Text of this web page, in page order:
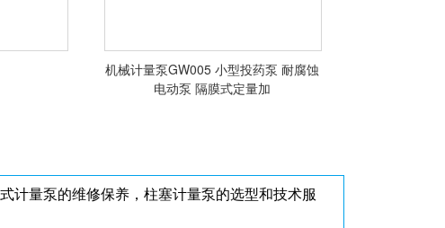
<查看详情>
机械计量泵GW005 小型投药泵 耐腐蚀
电动泵 隔膜式定量加
计量泵的维修保养，柱塞计量泵的选型和技术服